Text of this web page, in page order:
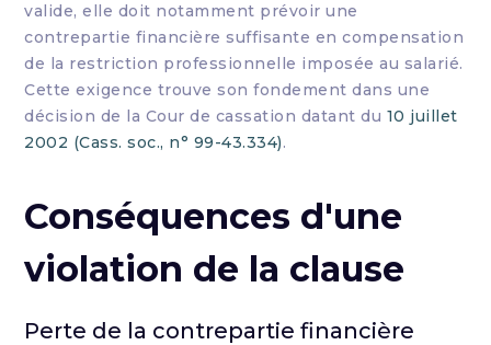
valide, elle doit notamment prévoir une
contrepartie financière suffisante en compensation
de la restriction professionnelle imposée au salarié.
Cette exigence trouve son fondement dans une
décision de la Cour de cassation datant du 10 juillet
2002 (Cass. soc., n° 99-43.334).
Conséquences d'une
violation de la clause
Perte de la contrepartie financière